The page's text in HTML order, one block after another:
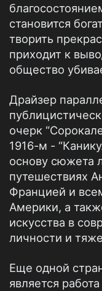
становится
творить
приходит к
общество
Драйзер
очерк
1916-м -
основу сюжета
путешествиях
Францией и
Америки, а
искусства в
личности и
Еще одной
является